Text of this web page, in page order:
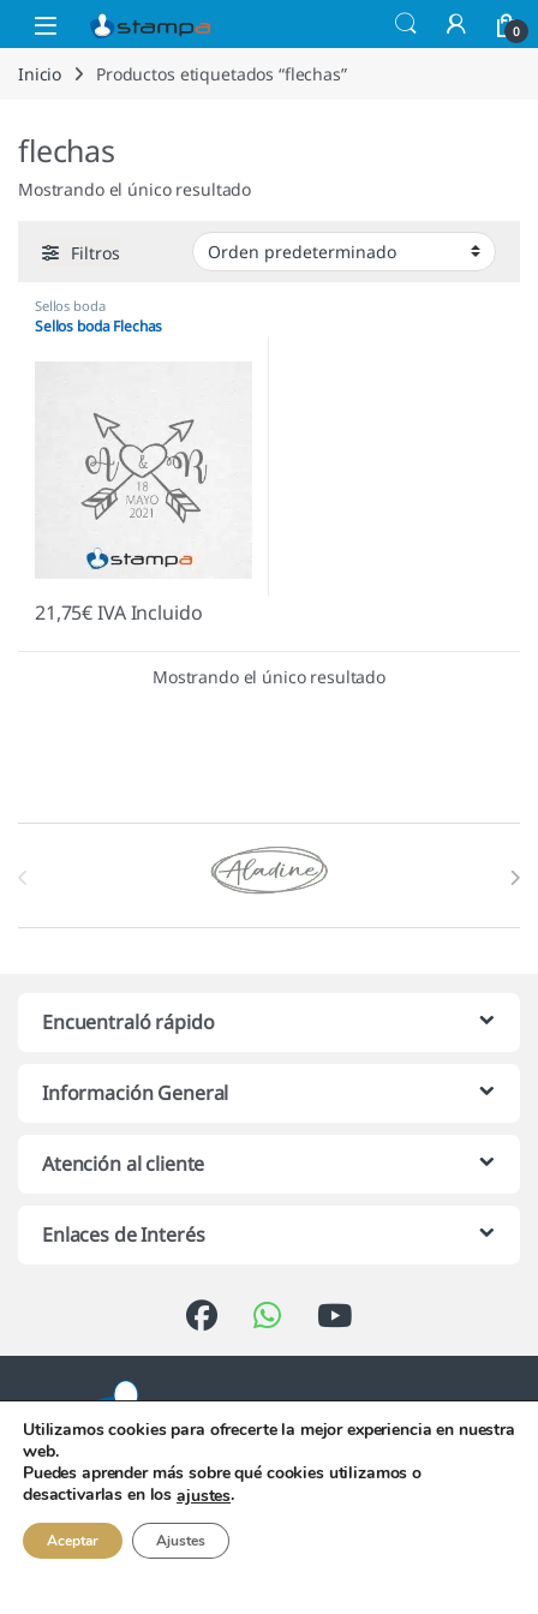
Saltar a la navegación
Saltar al contenido
Open 0
Inicio Productos etiquetados “flechas”
flechas
Mostrando el único resultado
Filtros
Sellos boda
Sellos boda Flechas
21,75€IVA Incluido
Mostrando el único resultado
Marcas De Carrusel
Encuentraló rápido
Información General
Atención al cliente
Enlaces de Interés
Atención telefónica de 10:00 h.
956 344 058
Utilizamos cookies para ofrecerte la mejor experiencia en nuestra
web.
Puedes aprender más sobre qué cookies utilizamos o
desactivarlas en losajustes.
Aceptar Ajustes